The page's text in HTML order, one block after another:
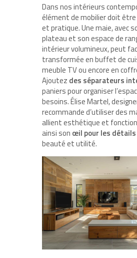
Dans nos intérieurs
élément de mobilier doit
et pratique. Une maie, avec
plateau et son espace de
intérieur volumineux, peut
transformée en buffet de
meuble TV ou encore en
Ajoutez des séparateurs
paniers pour organiser
besoins. Élise Martel,
recommande d’utiliser des
allient esthétique et
ainsi son œil pour les détails
beauté et utilité.